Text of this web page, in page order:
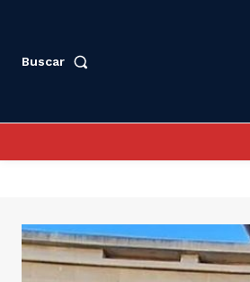
Buscar